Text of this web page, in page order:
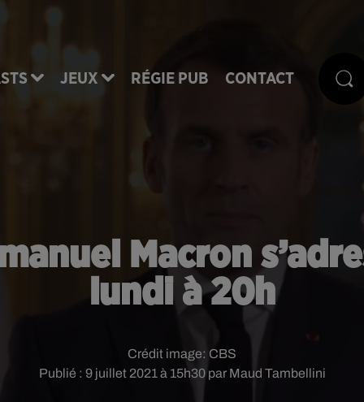
JEUX RÉGIE PUB CONTACT
Macron
lundi à 20h
Publié : 9 juillet 2021 à 15h30 par Maud Tambellini
Crédit image: CBS